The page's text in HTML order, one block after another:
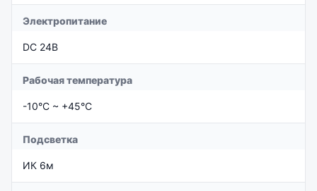
Электропитание
DC 24В
Рабочая температура
-10°C ~ +45°C
Подсветка
ИК 6м